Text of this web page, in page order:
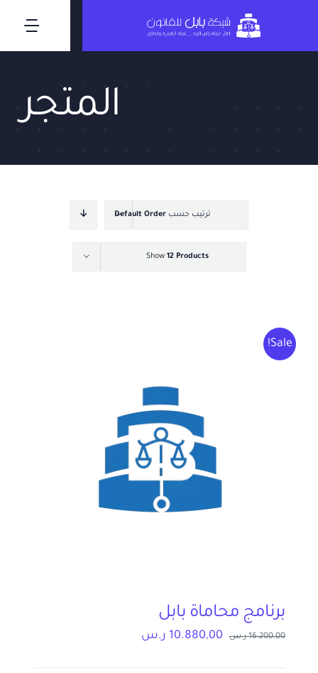
content
مميزات برنامج المحاماة
عملاؤنا
المدونة
العربية
المتجر
ترتيب حسب Default Order
Show 12 Products
Sale!
برنامج محاماة بابل
16.200,00 ر.س
السعر
10.880,00 ر.س